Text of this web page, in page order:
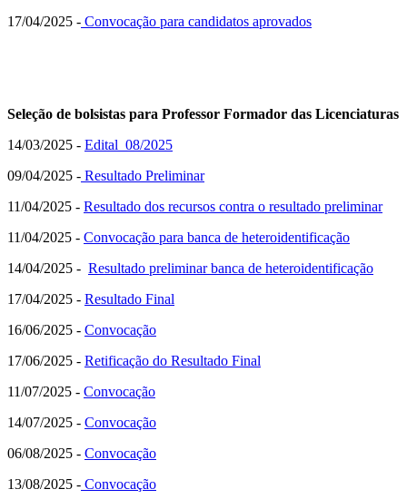
17/04/2025 - Convocação para candidatos aprovados
Seleção de bolsistas para Professor Formador das Licenciaturas
14/03/2025 - Edital 08/2025
09/04/2025 - Resultado Preliminar
11/04/2025 - Resultado dos recursos contra o resultado preliminar
11/04/2025 - Convocação para banca de heteroidentificação
14/04/2025 - Resultado preliminar banca de heteroidentificação
17/04/2025 - Resultado Final
16/06/2025 - Convocação
17/06/2025 - Retificação do Resultado Final
11/07/2025 - Convocação
14/07/2025 - Convocação
06/08/2025 - Convocação
13/08/2025 - Convocação